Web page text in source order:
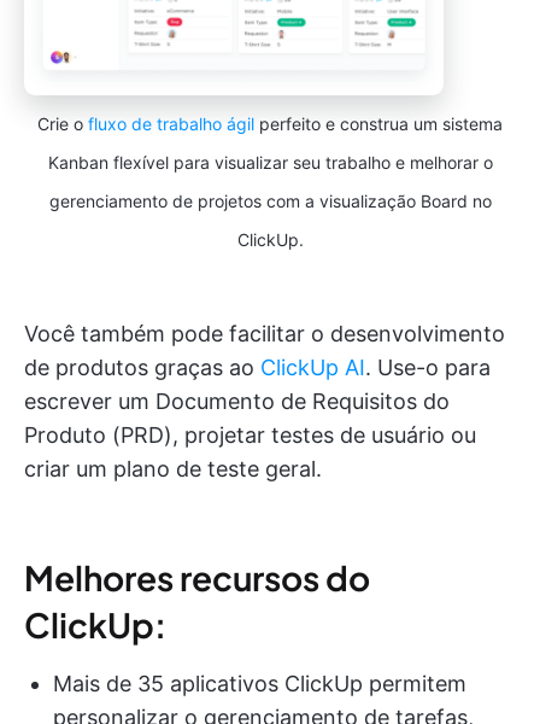
Crie o fluxo de trabalho ágil perfeito e construa um sistema
Kanban flexível para visualizar seu trabalho e melhorar o
gerenciamento de projetos com a visualização Board no
ClickUp.
Você também pode facilitar o desenvolvimento
de produtos graças ao ClickUp AI. Use-o para
escrever um Documento de Requisitos do
Produto (PRD), projetar testes de usuário ou
criar um plano de teste geral.
Melhores recursos do
ClickUp:
Mais de 35 aplicativos ClickUp permitem
personalizar o gerenciamento de tarefas,